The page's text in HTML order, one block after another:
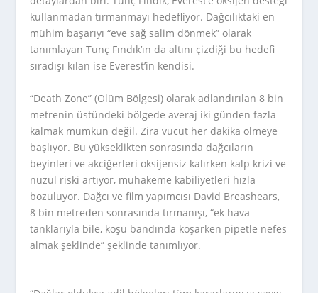
kullanmadan tırmanmayı hedefliyor. Dağcılıktaki en
mühim başarıyı “eve sağ salim dönmek” olarak
tanımlayan Tunç Fındık’ın da altını çizdiği bu hedefi
sıradışı kılan ise Everest’in kendisi.
“Death Zone” (Ölüm Bölgesi) olarak adlandırılan 8 bin
metrenin üstündeki bölgede averaj iki günden fazla
kalmak mümkün değil. Zira vücut her dakika ölmeye
başlıyor. Bu yükseklikten sonrasında dağcıların
beyinleri ve akciğerleri oksijensiz kalırken kalp krizi ve
nüzul riski artıyor, muhakeme kabiliyetleri hızla
bozuluyor. Dağcı ve film yapımcısı David Breashears,
8 bin metreden sonrasında tırmanışı, “ek hava
tanklarıyla bile, koşu bandında koşarken pipetle nefes
almak şeklinde” şeklinde tanımlıyor.